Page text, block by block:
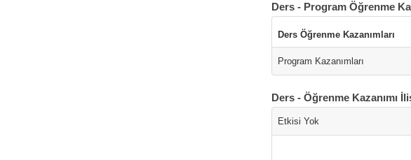
Ders - Program Öğrenme
Ders Öğrenme Kazanımları
Program Kazanımları
Ders - Öğrenme Kazanımı
Etkisi Yok